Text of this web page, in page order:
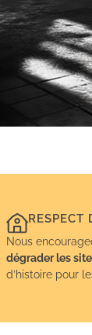
RESPECT
Nous
dégrader les
d’histoire pour